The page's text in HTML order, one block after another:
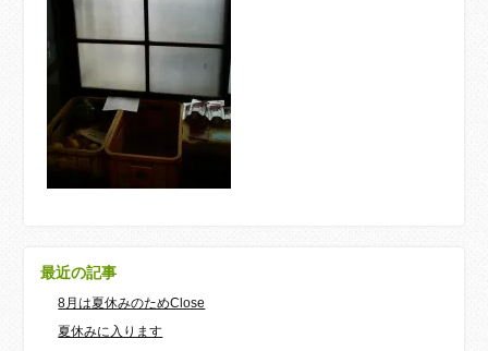
最近の記事
8月は夏休みのためClose
夏休みに入ります